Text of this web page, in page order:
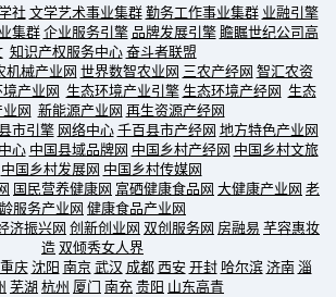
社文学艺术事业集群勤务工作事业集群 业融引擎
集群企业服务引擎 品牌发展引擎 瞻瞩世纪公司高
知识产权服务中心奋斗者联盟
机械产业网 世界数智农业网 三农产经网 智汇农资
产业网 生态环境产业引擎生态环境产经网 生态
网 新能源产业网 再生资源产经网
市引擎 网络中心千百县市产经网 地方特色产业网
心 中国县域品牌网 中国乡村产经网 中国乡村文旅
中国乡村发展网 中国乡村传媒网
国民营养健康网 富硒健康食品网 大健康产业网 老
龄服务产业网 健康食品产业网
济振兴网 创新创业网 双创服务网 房融易 芊容惠妆
造双倾秀女人界
重庆沈阳 南京武汉 成都西安开封 哈尔滨济南淄
芜湖 杭州 厦门 南充贵阳 山东高青